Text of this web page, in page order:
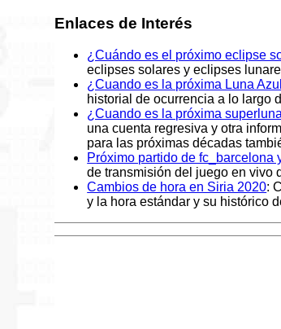
Enlaces de Interés
¿Cuándo es el próximo eclipse
eclipses solares y eclipses
¿Cuando es la próxima Luna
historial de ocurrencia a lo largo
¿Cuando es la próxima
una cuenta regresiva y otra
para las próximas décadas
Próximo partido de fc_barcelona
de transmisión del juego en vivo
Cambios de hora en Siria 2020:
y la hora estándar y su histórico